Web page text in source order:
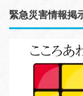
緊急災害情報掲